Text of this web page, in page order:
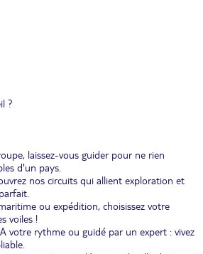
?
laissez-vous guider pour ne rien
d'un pays.
nos circuits qui allient exploration et
ou expédition, choisissez votre
voiles !
A votre rythme ou guidé par un expert : vivez